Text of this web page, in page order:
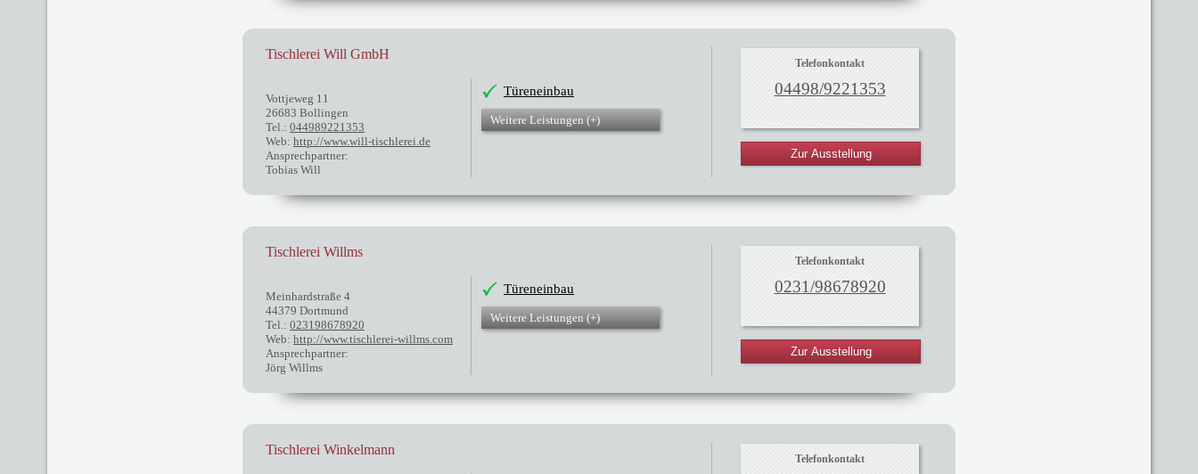
Tischlerei Will GmbH
Vottjeweg 11
26683 Bollingen
Tel.: 044989221353
Web: http://www.will-tischlerei.de
Ansprechpartner:
Tobias Will
Türeneinbau
Weitere Leistungen (+)
Telefonkontakt
04498/9221353
Zur Ausstellung
Tischlerei Willms
Meinhardstraße 4
44379 Dortmund
Tel.: 023198678920
Web: http://www.tischlerei-willms.com
Ansprechpartner:
Jörg Willms
Türeneinbau
Weitere Leistungen (+)
Telefonkontakt
0231/98678920
Zur Ausstellung
Tischlerei Winkelmann
Telefonkontakt